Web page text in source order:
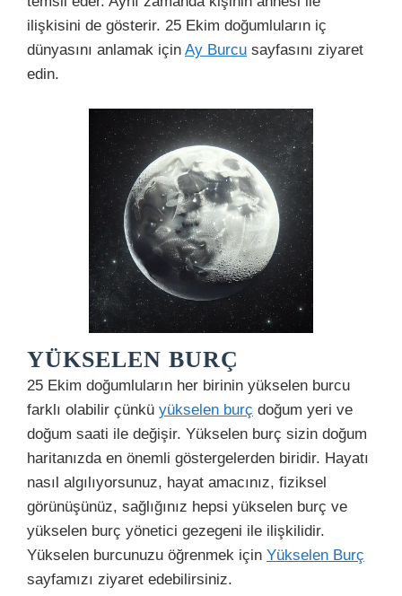
ilişkisini de gösterir. 25 Ekim doğumluların iç
dünyasını anlamak için Ay Burcu sayfasını ziyaret
edin.
YÜKSELEN BURÇ
25 Ekim doğumluların her birinin yükselen burcu
farklı olabilir çünkü yükselen burç doğum yeri ve
doğum saati ile değişir. Yükselen burç sizin doğum
haritanızda en önemli göstergelerden biridir. Hayatı
nasıl algılıyorsunuz, hayat amacınız, fiziksel
görünüşünüz, sağlığınız hepsi yükselen burç ve
yükselen burç yönetici gezegeni ile ilişkilidir.
Yükselen burcunuzu öğrenmek için Yükselen Burç
sayfamızı ziyaret edebilirsiniz.